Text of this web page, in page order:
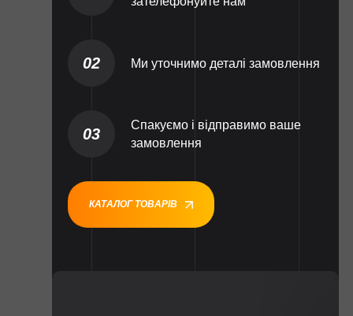
02 Ми уточнимо деталі замовлення
03
Спакуємо і відправимо ваше
замовлення
КАТАЛОГ ТОВАРІВ